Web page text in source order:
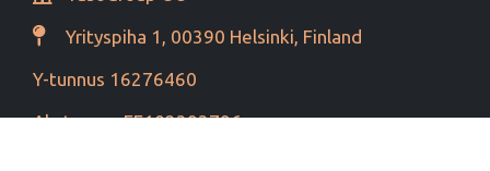
Yrityspiha 1, 00390 Helsinki, Finland
Y-tunnus 16276460
Alv tunnus EE102393796